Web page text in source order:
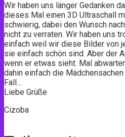
Wir haben uns länger Gedanken
dieses Mal einen 3D Ultraschall
schwierig, dabei den Wunsch
nicht zu verraten. Wir haben uns
einfach weil wir diese Bilder von
sie einfach schön sind. Aber der
wenn er etwas sieht. Mal
dahin einfach die
Fall…
Liebe Grüße
Cizoba